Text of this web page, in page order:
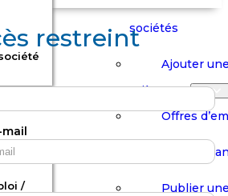
vide.
Boutique
Panier
Boutique
/
sociétés
Ajouter
Carrières
Offres
Stages /
Publier
restreint